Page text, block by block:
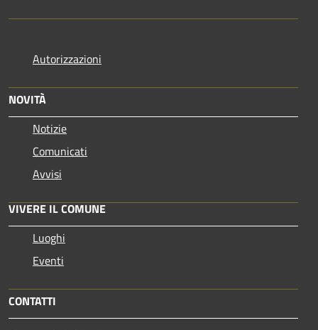
Autorizzazioni
NOVITÀ
Notizie
Comunicati
Avvisi
VIVERE IL COMUNE
Luoghi
Eventi
CONTATTI